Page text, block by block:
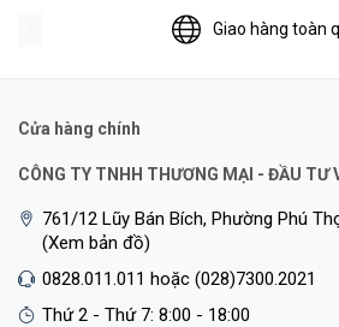
Giao hàng toàn
Cửa hàng chính
CÔNG TY TNHH THƯƠNG MẠI - ĐẦU TƯ
761/12 Lũy Bán Bích, Phường Phú
(Xem bản đồ)
0828.011.011 hoặc (028)7300.2021
Thứ 2 - Thứ 7: 8:00 - 18:00